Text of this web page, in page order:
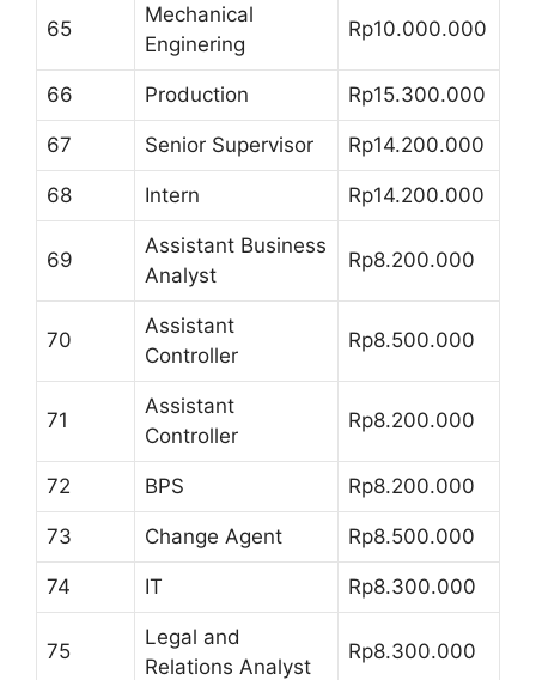
65
Mechanical
Enginering
Rp10.000.000
66 Production Rp15.300.000
67 Senior Supervisor Rp14.200.000
68 Intern Rp14.200.000
69
Assistant Business
Analyst
Rp8.200.000
70
Assistant
Controller
Rp8.500.000
71
Assistant
Controller
Rp8.200.000
72 BPS Rp8.200.000
73 Change Agent Rp8.500.000
74 IT Rp8.300.000
75
Legal and
Relations Analyst
Rp8.300.000